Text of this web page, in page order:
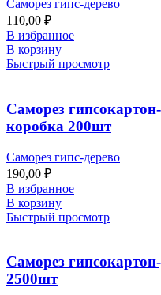
Саморез гипс-дерево
110,00 ₽
В избранное
В корзину
Быстрый просмотр
Саморез
коробка 200шт
Саморез гипс-дерево
190,00 ₽
В избранное
В корзину
Быстрый просмотр
Саморез
2500шт